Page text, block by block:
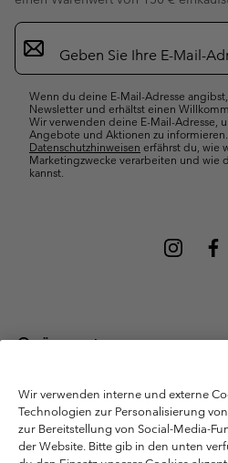
Newsletter-
Anmeldung
Wenn du deine E-Mail-Adresse
Newsletter und erhältst einen
Wir verwenden deine E-Mail-Adresse,
Angebote und Aktionen zu
Datenschutzhinweisen erfährst du, wie
Marketingzwecke verarbeiten und wie
kannst.
Österreich
Columbia Sportswear Austria
Bergheim, Salzburg Österreich. Alle
Nutzungsbedingungen
Allgemeine
Datenschutzerklärung
Wir verwenden interne und externe
Technologien zur Personalisierung
zur Bereitstellung von Social-Media-
der Website. Bitte gib in den unten